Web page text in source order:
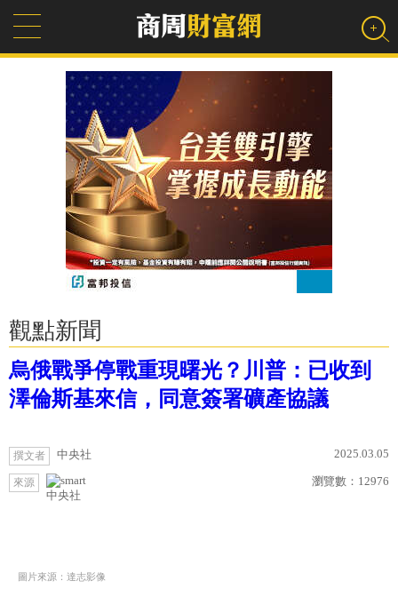
觀點新聞
烏俄戰爭停戰重現曙光？川普：已收到
澤倫斯基來信，同意簽署礦產協議
撰文者 中央社 2025.03.05
來源
中央社
瀏覽數： 12976
圖片來源：達志影像